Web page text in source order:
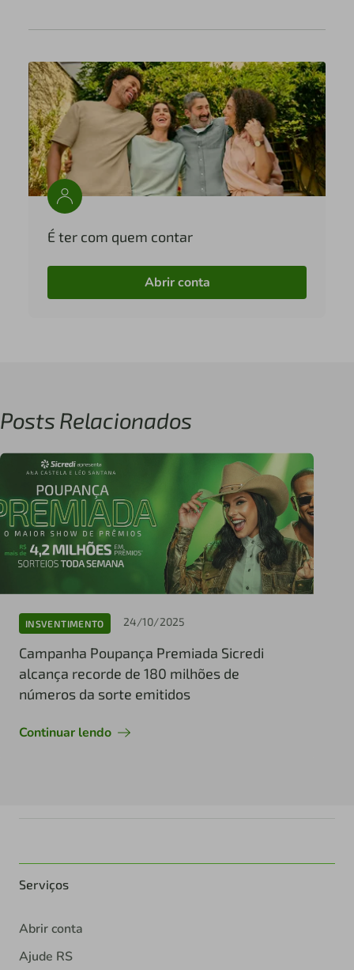
É ter com quem contar
Abrir conta
Posts Relacionados
INSVENTIMENTO 24/10/2025
Campanha Poupança Premiada Sicredi
alcança recorde de 180 milhões de
números da sorte emitidos
Continuar lendo
Serviços
Abrir conta
Ajude RS